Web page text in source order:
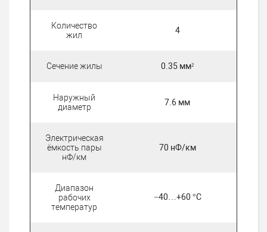
Количество
жил
4
Сечение жилы 0.35 мм²
Наружный
диаметр
7.6 мм
Электрическая
ёмкость пары
нФ/км
70 нФ/км
Диапазон
рабочих
температур
−40…+60 °C